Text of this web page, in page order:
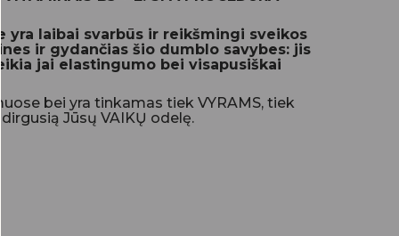
yra laibai svarbūs ir reikšmingi sveikos
ir gydančias šio dumblo savybes: jis
jai elastingumo bei visapusiškai
bei yra tinkamas tiek VYRAMS, tiek
Jūsų VAIKŲ odelę.